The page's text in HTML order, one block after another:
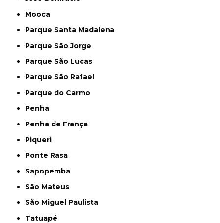
Mooca
Parque Santa Madalena
Parque São Jorge
Parque São Lucas
Parque São Rafael
Parque do Carmo
Penha
Penha de França
Piqueri
Ponte Rasa
Sapopemba
São Mateus
São Miguel Paulista
Tatuapé